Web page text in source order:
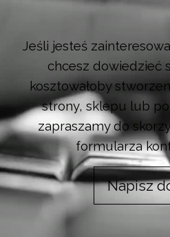
Jeśli jesteś
chcesz dowiedzieć
kosztowałoby
strony, sklepu lub
zapraszamy do
formularza
Napisz